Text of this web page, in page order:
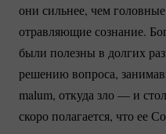
они сильнее, чем
отравляющие сознание.
были полезны в долгих
решению вопроса,
malum, откуда зло — и
скоро полагается, что ее